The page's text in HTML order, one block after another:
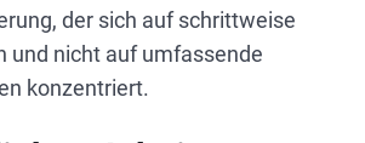
der sich auf schrittweise
und nicht auf umfassende
konzentriert.